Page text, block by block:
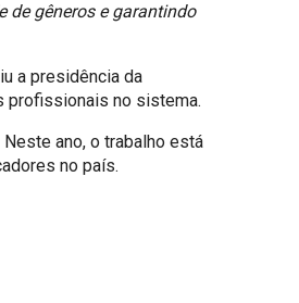
de gêneros e garantindo
a presidência da
profissionais no sistema.
ano, o trabalho está
no país.